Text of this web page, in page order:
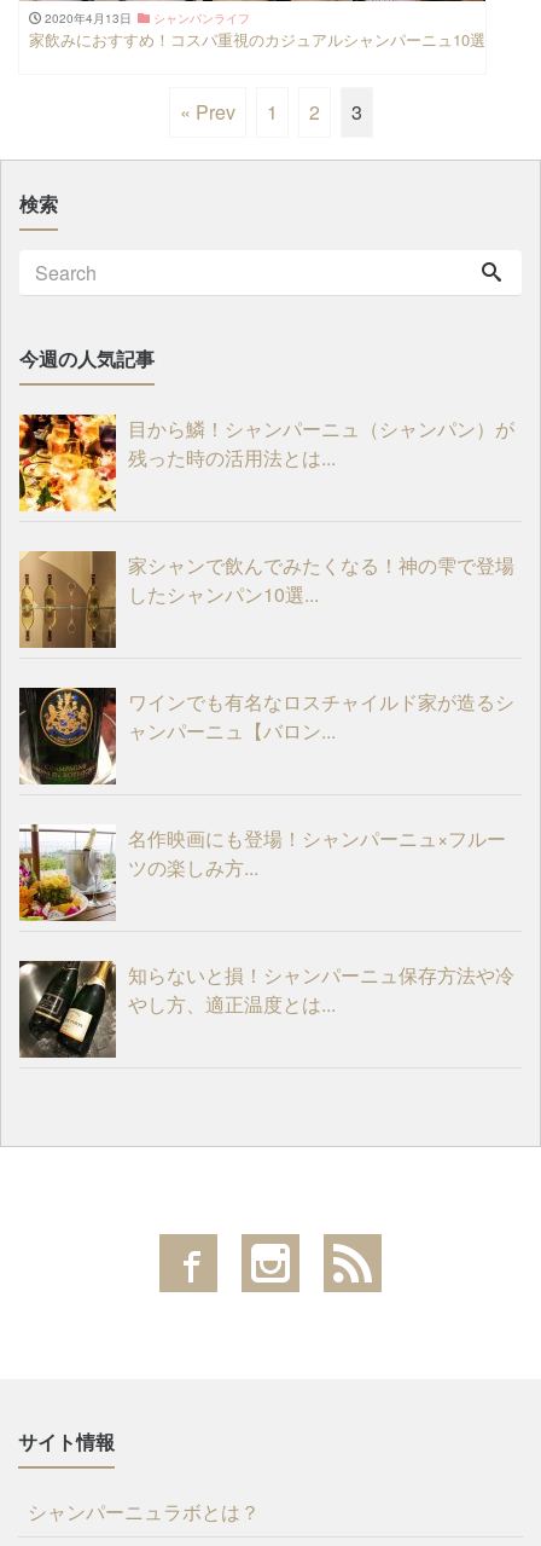
2020年4月13日 シャンパンライフ
家飲みにおすすめ！コスパ重視のカジュアルシャンパーニュ10選
« Prev 1 2 3
検索
今週の人気記事
目から鱗！シャンパーニュ（シャンパン）が
残った時の活用法とは...
家シャンで飲んでみたくなる！神の雫で登場
したシャンパン10選...
ワインでも有名なロスチャイルド家が造るシ
ャンパーニュ【バロン...
名作映画にも登場！シャンパーニュ×フルー
ツの楽しみ方...
知らないと損！シャンパーニュ保存方法や冷
やし方、適正温度とは...
サイト情報
シャンパーニュラボとは？